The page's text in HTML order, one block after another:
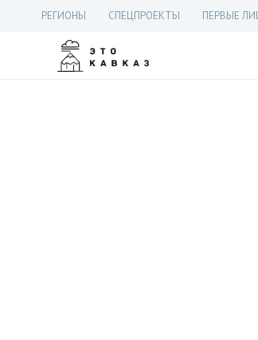
РЕГИОНЫ СПЕЦПРОЕКТЫ ПЕРВЫЕ